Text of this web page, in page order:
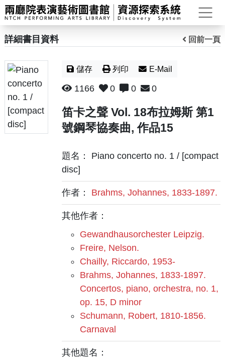
打
詳細書目資料 回前一頁
儲存 列印 E-Mail
1166 0 0 0
笛卡之聲 Vol. 18布拉姆斯 第1
號鋼琴協奏曲, 作品15
題名： Piano concerto no. 1 / [compact
disc]
作者： Brahms, Johannes, 1833-1897.
其他作者：
Gewandhausorchester Leipzig.
Freire, Nelson.
Chailly, Riccardo, 1953-
Brahms, Johannes, 1833-1897.
Concertos, piano, orchestra, no. 1,
op. 15, D minor
Schumann, Robert, 1810-1856.
Carnaval
其他題名：